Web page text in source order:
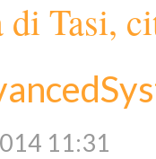
Tasi,
11:31